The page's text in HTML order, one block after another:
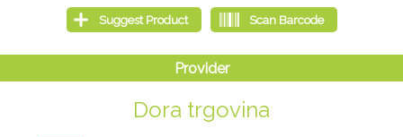
Dora trgovina